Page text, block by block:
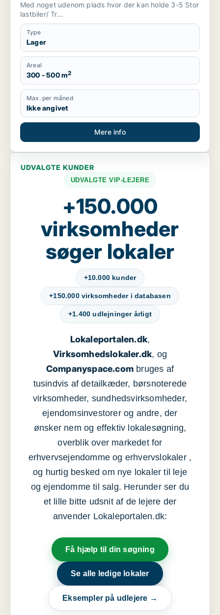
Med noget udenom plads hvor der kan holde 3-5 Stor
lastbiler/ Tr...
Type
Lager
Areal
300 - 500 m2
Max. per måned
Ikke angivet
Mere info
UDVALGTE KUNDER
UDVALGTE VIP-LEJERE
+150.000
virksomheder
søger lokaler
+10.000 kunder
+150.000 virksomheder i databasen
+1.400 udlejninger årligt
Lokaleportalen.dk,
Virksomhedslokaler.dk, og
Companyspace.com bruges af
tusindvis af detailkæder, børsnoterede
virksomheder, sundhedsvirksomheder,
ejendomsinvestorer og andre, der
ønsker nem og effektiv lokalesøgning,
overblik over markedet for
erhvervsejendomme og erhvervslokaler ,
og hurtig besked om nye lokaler til leje
og ejendomme til salg. Herunder ser du
et lille bitte udsnit af de lejere der
anvender Lokaleportalen.dk:
Få hjælp til din søgning
Se alle ledige lokaler
Eksempler på udlejere →